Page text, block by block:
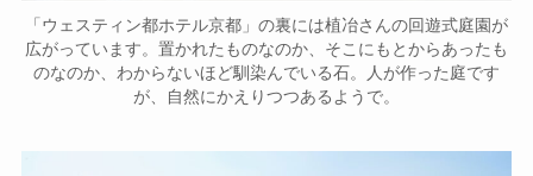
「ウェスティン都ホテル京都」の裏には植冶さんの回遊式庭園が
広がっています。置かれたものなのか、そこにもとからあったも
のなのか、わからないほど馴染んでいる石。人が作った庭です
が、自然にかえりつつあるようで。